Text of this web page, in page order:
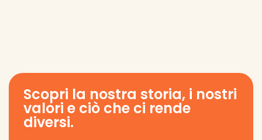
Scopri la nostra storia, i nostri
valori e ciò che ci rende
diversi.